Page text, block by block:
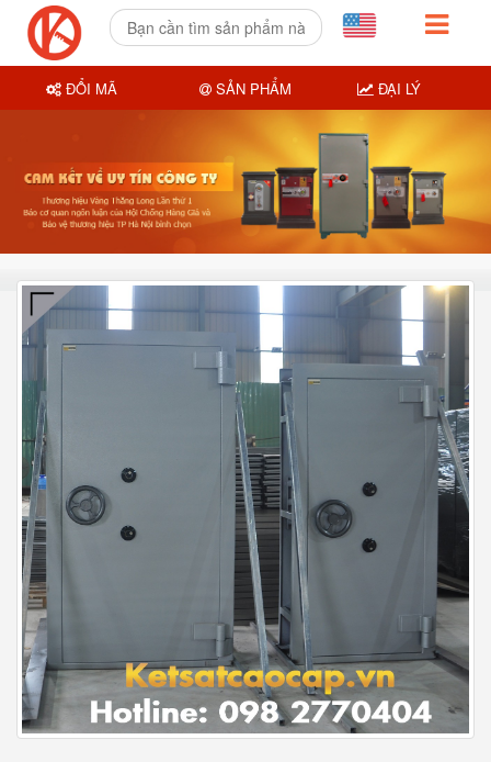
ĐỔI MÃ SẢN PHẨM ĐẠI LÝ